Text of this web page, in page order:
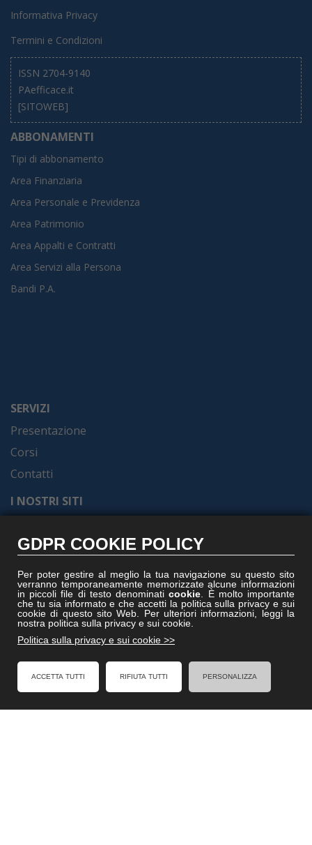
Informativa Privacy
Termini e Condizioni
ISSN 2704-9140
PAefficace.it
[SITOWEB]
ABBONAMENTI
Tipi di abbonamento
Area Finanziaria
Area Personale e Previdenza
Area Patrimonio
Area Appalti e Contratti
Area Servizi alla Persona
Bandi P.A.
SERVIZI
Presentazione
Corsi
Contatti
I NOSTRI SITI
Gruppoformel.com
Vitruviocenter.it
Villedisicilia.it
FACEBOOK
Formel - Al Servizio degli Enti Locali
Cookies Policy
GDPR COOKIE POLICY
Per poter gestire al meglio la tua navigazione su questo sito
verranno temporaneamente memorizzate alcune informazioni
in piccoli file di testo denominaticookie . È molto importante
che tu sia informato e che accetti la politica sulla privacy e sui
cookie di questo sito Web. Per ulteriori informazioni, leggi la
nostra politica sulla privacy e sui cookie.
Politica sulla privacy e sui cookie >>
ACCETTA TUTTI RIFIUTA TUTTI PERSONALIZZA